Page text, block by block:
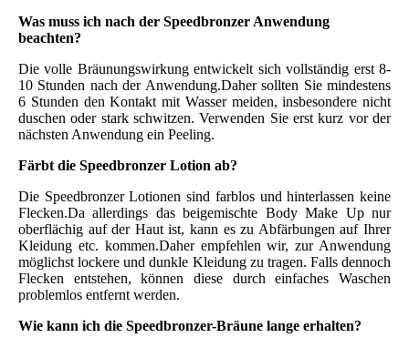
Was muss ich nach der Speedbronzer Anwendung
beachten?
Die volle Bräunungswirkung entwickelt sich vollständig erst 8-
10 Stunden nach der Anwendung.Daher sollten Sie mindestens
6 Stunden den Kontakt mit Wasser meiden, insbesondere nicht
duschen oder stark schwitzen. Verwenden Sie erst kurz vor der
nächsten Anwendung ein Peeling.
Färbt die Speedbronzer Lotion ab?
Die Speedbronzer Lotionen sind farblos und hinterlassen keine
Flecken.Da allerdings das beigemischte Body Make Up nur
oberflächig auf der Haut ist, kann es zu Abfärbungen auf Ihrer
Kleidung etc. kommen.Daher empfehlen wir, zur Anwendung
möglichst lockere und dunkle Kleidung zu tragen. Falls dennoch
Flecken entstehen, können diese durch einfaches Waschen
problemlos entfernt werden.
Wie kann ich die Speedbronzer-Bräune lange erhalten?